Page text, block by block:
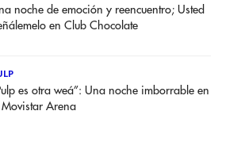
noche de emoción y reencuentro; Usted
en Club Chocolate
es otra weá”: Una noche imborrable en
Movistar Arena